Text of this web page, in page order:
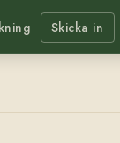
Skicka in